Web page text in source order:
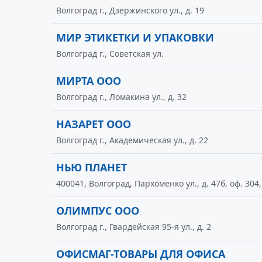
Волгоград г., Дзержинского ул., д. 19
МИР ЭТИКЕТКИ И УПАКОВКИ
Волгоград г., Советская ул.
МИРТА ООО
Волгоград г., Ломакина ул., д. 32
НАЗАРЕТ ООО
Волгоград г., Академическая ул., д. 22
НЬЮ ПЛАНЕТ
400041, Волгоград, Пархоменко ул., д. 47б, оф.
ОЛИМПУС ООО
Волгоград г., Гвардейская 95-я ул., д. 2
ОФИСМАГ-ТОВАРЫ ДЛЯ ОФИСА